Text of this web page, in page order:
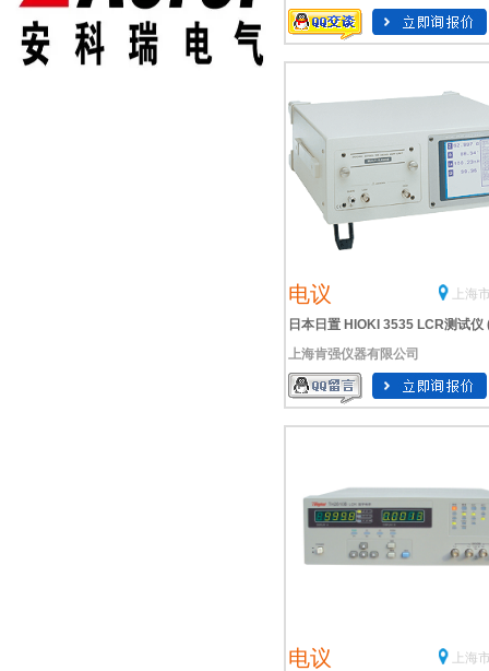
电议
上海
日本日置 HIOKI 3535 LCR测试仪
格优惠
上海肯强仪器有限公司
电议
上海